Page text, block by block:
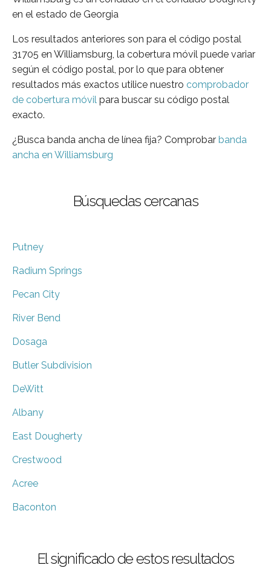
en el estado de Georgia
Los resultados anteriores son para el código postal
31705 en Williamsburg, la cobertura móvil puede variar
según el código postal, por lo que para obtener
resultados más exactos utilice nuestro comprobador
de cobertura móvil para buscar su código postal
exacto.
¿Busca banda ancha de línea fija? Comprobar banda
ancha en Williamsburg
Búsquedas cercanas
Putney
Radium Springs
Pecan City
River Bend
Dosaga
Butler Subdivision
DeWitt
Albany
East Dougherty
Crestwood
Acree
Baconton
El significado de estos resultados